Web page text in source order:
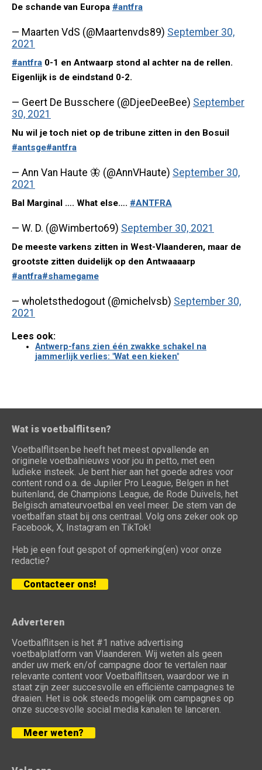
De schande van Europa #antfra
— Maarten VdS (@Maartenvds89) September 30,
2021
#antfra 0-1 en Antwaarp stond al achter na de rellen.
Eigenlijk is de eindstand 0-2.
— Geert De Busschere (@DjeeDeeBee) September
30, 2021
Nu wil je toch niet op de tribune zitten in den Bosuil
#antsge#antfra
— Ann Van Haute 🦋 (@AnnVHaute) September 30,
2021
Bal Marginal …. What else…. #ANTFRA
— W. D. (@Wimberto69) September 30, 2021
De meeste varkens zitten in West-Vlaanderen, maar de
grootste zitten duidelijk op den Antwaaaarp
#antfra#shamegame
— wholetsthedogout (@michelvsb) September 30,
2021
Lees ook:
Antwerp-fans zien één zwakke schakel na
jammerlijk verlies: "Wat een kieken"
Wat is voetbalflitsen?
Voetbalflitsen.be heeft het meest opvallende en
originele voetbalnieuws voor jou in petto, met een
ludieke insteek. Je bent hier aan het goede adres voor
content rond o.a. de Jupiler Pro League, Belgen in het
buitenland, de Champions League, de Rode Duivels, het
Belgisch amateurvoetbal en veel meer. De stem van de
voetbalfan staat bij ons centraal. Volg ons zeker ook op
Facebook, X, Instagram en TikTok!
Heb je een fout gespot of opmerking(en) voor onze
redactie?
Contacteer ons!
Adverteren
Voetbalflitsen is het #1 native advertising
voetbalplatform van Vlaanderen. Wij weten als geen
ander uw merk en/of campagne door te vertalen naar
relevante content voor Voetbalflitsen, waardoor we in
staat zijn zeer succesvolle en efficiënte campagnes te
draaien. Het is ook steeds mogelijk om campagnes op
onze succesvolle social media kanalen te lanceren.
Meer weten?